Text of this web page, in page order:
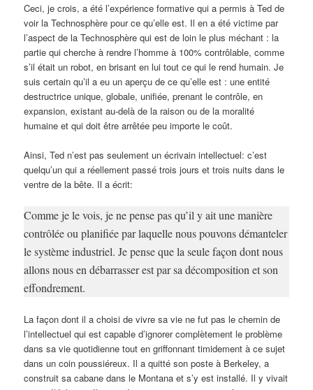
Ceci, je crois, a été l’expérience formative qui a permis à Ted de
voir la Technosphère pour ce qu’elle est. Il en a été victime par
l’aspect de la Technosphère qui est de loin le plus méchant : la
partie qui cherche à rendre l’homme à 100% contrôlable, comme
s’il était un robot, en brisant en lui tout ce qui le rend humain. Je
suis certain qu’il a eu un aperçu de ce qu’elle est : une entité
destructrice unique, globale, unifiée, prenant le contrôle, en
expansion, existant au-delà de la raison ou de la moralité
humaine et qui doit être arrêtée peu importe le coût.
Ainsi, Ted n’est pas seulement un écrivain intellectuel: c’est
quelqu’un qui a réellement passé trois jours et trois nuits dans le
ventre de la bête. Il a écrit:
Comme je le vois, je ne pense pas qu’il y ait une manière
contrôlée ou planifiée par laquelle nous pouvons démanteler
le système industriel. Je pense que la seule façon dont nous
allons nous en débarrasser est par sa décomposition et son
effondrement.
La façon dont il a choisi de vivre sa vie ne fut pas le chemin de
l’intellectuel qui est capable d’ignorer complètement le problème
dans sa vie quotidienne tout en griffonnant timidement à ce sujet
dans un coin poussiéreux. Il a quitté son poste à Berkeley, a
construit sa cabane dans le Montana et s’y est installé. Il y vivait